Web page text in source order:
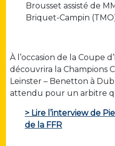
Brousset assisté de
Briquet-Campin
À l’occasion de la Coupe
découvrira la Champions
Leinster – Benetton à
attendu pour un arbitre
> Lire l’interview de
de la FFR